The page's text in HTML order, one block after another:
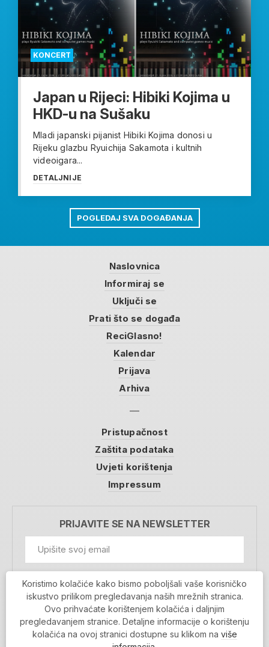
KONCERT
Japan u Rijeci: Hibiki Kojima u
HKD-u na Sušaku
Mladi japanski pijanist Hibiki Kojima donosi u
Rijeku glazbu Ryuichija Sakamota i kultnih
videoigara...
DETALJNIJE
POGLEDAJ SVA DOGAĐANJA
Naslovnica
Informiraj se
Uključi se
Prati što se događa
ReciGlasno!
Kalendar
Prijava
Arhiva
Pristupačnost
Zaštita podataka
Uvjeti korištenja
Impressum
PRIJAVITE SE NA NEWSLETTER
Prihvaćam da se moji podaci spremaju u bazu
podataka i koriste u svrhu slanja MojaRijeka
newslettera
MOJARIJEKA NEWSLETTER
Koristimo kolačiće kako bismo poboljšali vaše korisničko
iskustvo prilikom pregledavanja naših mrežnih stranica.
Ovo prihvaćate korištenjem kolačića i daljnjim
pregledavanjem stranice. Detaljne informacije o korištenju
kolačića na ovoj stranici dostupne su klikom na više